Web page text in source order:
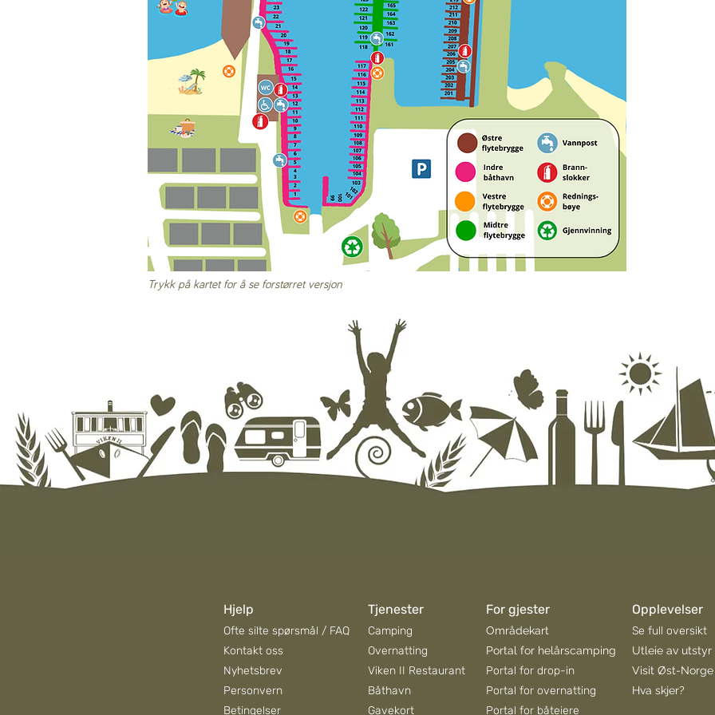
Trykk på kartet for å se forstørret versjon
Hjelp
Ofte silte spørsmål / FAQ
Kontakt oss
Nyhetsbrev
Personvern
Betingelser
Tjenester
Camping
Overnatting
Viken II Restaurant
Båthavn
Gavekort
For gjester
Områdekart
Portal for helårscamping
Portal for drop-in
Portal for overnatting
Portal for båteiere
Opplevelser
Se full oversikt
Utleie av utstyr
Visit Øst-Norge
Hva skjer?